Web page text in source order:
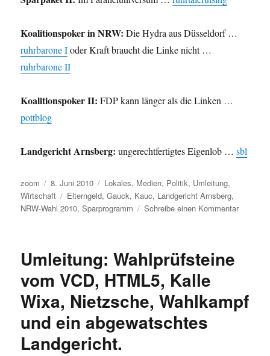
Koalitionspoker in NRW: Die Hydra aus Düsseldorf …
ruhrbarone Ioder Kraft braucht die Linke nicht …
ruhrbarone II
Koalitionspoker II: FDP kann länger als die Linken …
pottblog
Landgericht Arnsberg: ungerechtfertigtes Eigenlob …sbl
Autor
zoom
Veröffentlicht
am
8. Juni 2010 Kategorien
Lokales, Medien, Politik, Umleitung,
Wirtschaft
Schlagwörter
Elterngeld,Gauck, Kauc, Landgericht Arnsberg,
NRW-Wahl 2010,Sparprogramm Schreibe einen Kommentarzu
Umleitung: Wahlprüfsteine
vom VCD, HTML5, Kalle
Wixa, Nietzsche, Wahlkampf
und ein abgewatschtes
Landgericht.